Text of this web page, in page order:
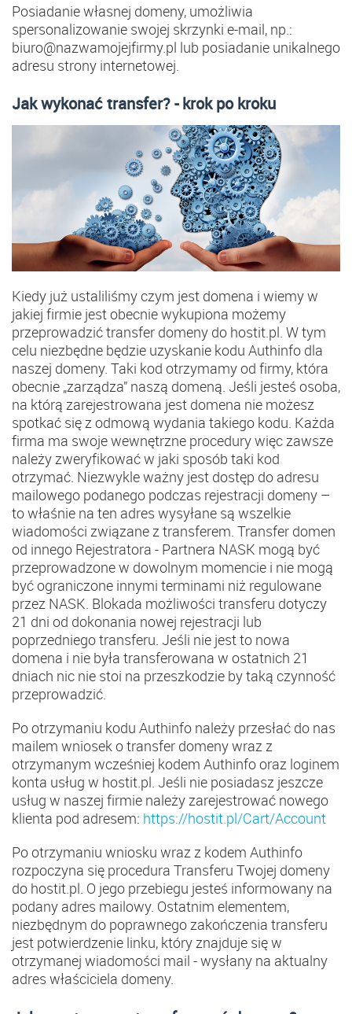
Posiadanie własnej domeny, umożliwia
spersonalizowanie swojej skrzynki e-mail, np.:
biuro@nazwamojejfirmy.pl lub posiadanie unikalnego
adresu strony internetowej.
Jak wykonać transfer? - krok po kroku
Kiedy już ustaliliśmy czym jest domena i wiemy w
jakiej firmie jest obecnie wykupiona możemy
przeprowadzić transfer domeny do hostit.pl. W tym
celu niezbędne będzie uzyskanie kodu Authinfo dla
naszej domeny. Taki kod otrzymamy od firmy, która
obecnie „zarządza” naszą domeną. Jeśli jesteś osoba,
na którą zarejestrowana jest domena nie możesz
spotkać się z odmową wydania takiego kodu. Każda
firma ma swoje wewnętrzne procedury więc zawsze
należy zweryfikować w jaki sposób taki kod
otrzymać. Niezwykle ważny jest dostęp do adresu
mailowego podanego podczas rejestracji domeny –
to właśnie na ten adres wysyłane są wszelkie
wiadomości związane z transferem. Transfer domen
od innego Rejestratora - Partnera NASK mogą być
przeprowadzone w dowolnym momencie i nie mogą
być ograniczone innymi terminami niż regulowane
przez NASK. Blokada możliwości transferu dotyczy
21 dni od dokonania nowej rejestracji lub
poprzedniego transferu. Jeśli nie jest to nowa
domena i nie była transferowana w ostatnich 21
dniach nic nie stoi na przeszkodzie by taką czynność
przeprowadzić.
Po otrzymaniu kodu Authinfo należy przesłać do nas
mailem wniosek o transfer domeny wraz z
otrzymanym wcześniej kodem Authinfo oraz loginem
konta usług w hostit.pl. Jeśli nie posiadasz jeszcze
usług w naszej firmie należy zarejestrować nowego
klienta pod adresem: https://hostit.pl/Cart/Account
Po otrzymaniu wniosku wraz z kodem Authinfo
rozpoczyna się procedura Transferu Twojej domeny
do hostit.pl. O jego przebiegu jesteś informowany na
podany adres mailowy. Ostatnim elementem,
niezbędnym do poprawnego zakończenia transferu
jest potwierdzenie linku, który znajduje się w
otrzymanej wiadomości mail - wysłany na aktualny
adres właściciela domeny.